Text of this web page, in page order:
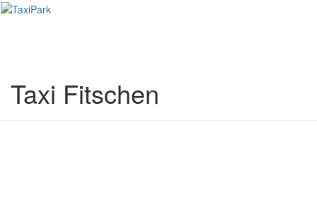
Taxi Fitschen